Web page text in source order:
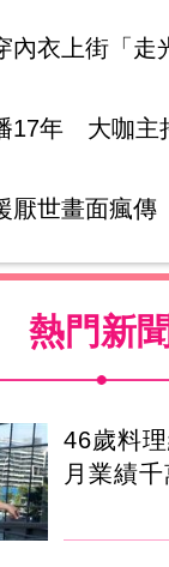
內衣上街「走
17年 大咖主
厭世畫面瘋
熱門新聞
46歲料
月業績